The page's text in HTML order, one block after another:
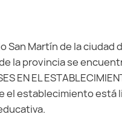
San Martín de la ciudad
la provincia se
EN EL
establecimiento está